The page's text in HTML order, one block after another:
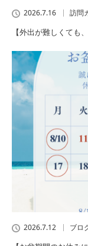
2026.7.16 訪問
【外出が難しくても
2026.7.12 ブロ